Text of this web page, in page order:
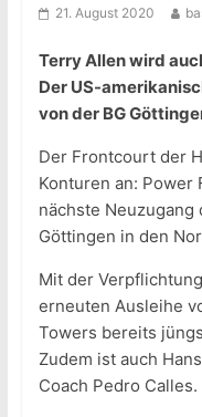
21. August 2020
Terry Allen wird
Der US-
von der BG
Der Frontcourt der
Konturen an: Power
nächste Neuzugang
Göttingen in den
Mit der
erneuten Ausleihe
Towers bereits
Zudem ist auch
Coach Pedro Calles.